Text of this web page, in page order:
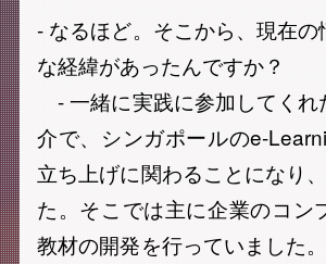
- なるほど。そこから、現在
な経緯があったんですか？
- 一緒に実践に参加してく
介で、シンガポールのe-
立ち上げに関わることになり
た。そこでは主に企業のコ
教材の開発を行っていました